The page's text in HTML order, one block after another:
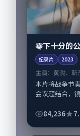
零下十分的
纪录片 2023
主演： 黄渤、靳
本片将战争节
会议题结合，
《零下十分的公
84,236